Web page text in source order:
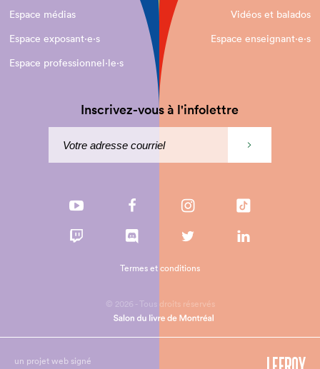
Espace médias
Vidéos et balados
Espace exposant·e⋅s
Espace enseignant·e⋅s
Espace professionnel·le⋅s
Inscrivez-vous à l'infolettre
© 2026 - Tous droits réservés
Termes et conditions
un projet web signé